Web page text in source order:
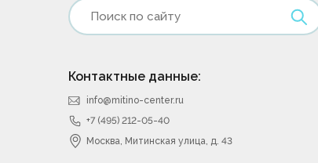
Контактные данные:
info@mitino-center.ru
+7 (495) 212-05-40
Москва, Митинская улица, д. 43